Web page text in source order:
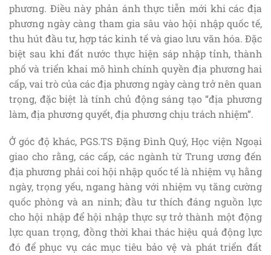
phương. Điều này phản ánh thực tiễn mới khi các địa
phương ngày càng tham gia sâu vào hội nhập quốc tế,
thu hút đầu tư, hợp tác kinh tế và giao lưu văn hóa. Đặc
biệt sau khi đất nước thực hiện sáp nhập tỉnh, thành
phố và triển khai mô hình chính quyền địa phương hai
cấp, vai trò của các địa phương ngày càng trở nên quan
trọng, đặc biệt là tính chủ động sáng tạo “địa phương
làm, địa phương quyết, địa phương chịu trách nhiệm”.
Ở góc độ khác, PGS.TS Đặng Đình Quý, Học viện Ngoại
giao cho rằng, các cấp, các ngành từ Trung ương đến
địa phương phải coi hội nhập quốc tế là nhiệm vụ hằng
ngày, trọng yếu, ngang hàng với nhiệm vụ tăng cường
quốc phòng và an ninh; đầu tư thích đáng nguồn lực
cho hội nhập để hội nhập thực sự trở thành một động
lực quan trọng, đồng thời khai thác hiệu quả động lực
đó để phục vụ các mục tiêu bảo vệ và phát triển đất